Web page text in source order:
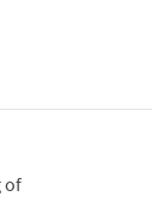
of